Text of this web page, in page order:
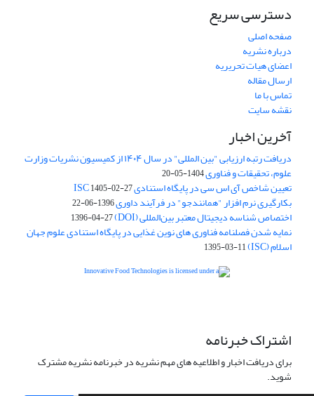
دسترسی سریع
صفحه اصلی
درباره نشریه
اعضای هیات تحریریه
ارسال مقاله
تماس با ما
نقشه سایت
آخرین اخبار
دریافت رتبه ارزیابی "بین المللی" در سال ۱۴۰۴ از کمیسیون نشریات وزارت
علوم، تحقیقات و فناوری1404-05-20
تعیین شاخص آی اس سی در پایگاه استنادی ISC1405-02-27
بکارگیری نرم افزار "همانندجو" در فرآیند داوری1396-06-22
اختصاص شناسه دیجیتال معتبر بین‌المللی (DOI) 1396-04-27
نمایه شدن فصلنامه فناوری های نوین غذایی در پایگاه استنادی علوم جهان
اسلام (ISC) 1395-03-11
اشتراک خبرنامه
برای دریافت اخبار و اطلاعیه های مهم نشریه در خبرنامه نشریه مشترک
شوید.